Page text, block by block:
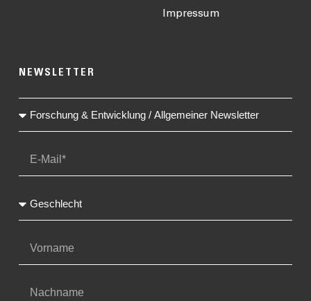
Impressum
NEWSLETTER